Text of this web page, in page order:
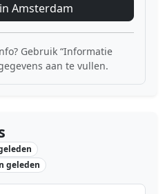
Amsterdam
Gebruik “Informatie
aan te vullen.
geleden